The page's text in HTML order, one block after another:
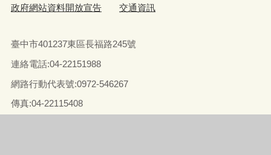
政府網站資料開放宣告 交通資訊
臺中市401237東區長福路245號
連絡電話:04-22151988
網路行動代表號:0972-546267
傳真:04-22115408